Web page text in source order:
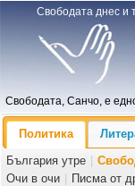
Свободата днес и
Свободата, Санчо, е
Политика
България утре
Очи в очи
Писма от